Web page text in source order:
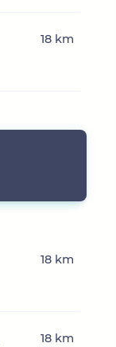
18 km
18 km
18 km